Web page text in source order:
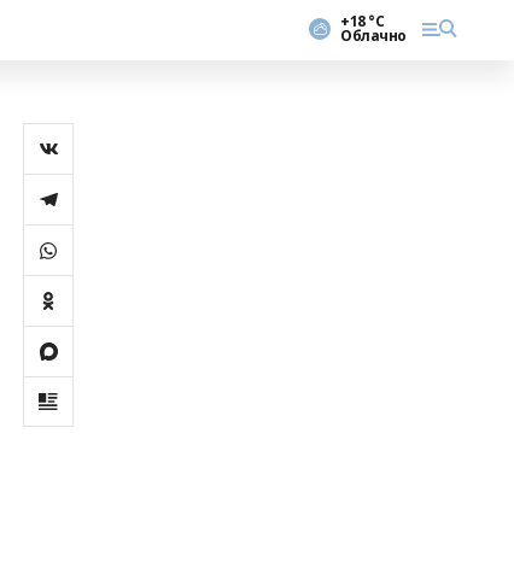
+18 °С
Облачно